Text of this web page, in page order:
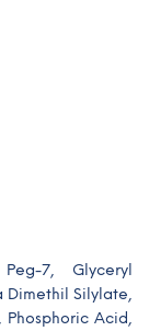
7, Glyceryl
Dimethil Silylate,
Phosphoric Acid,